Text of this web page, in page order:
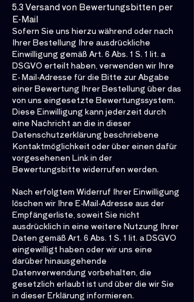
5.3 Versand von Bewertungsbitten per
E-Mail
Sofern Sie uns hierzu während oder nach
Ihrer Bestellung Ihre ausdrückliche
Einwilligung gemäß Art. 6 Abs. 1 S. 1 lit. a
DSGVO erteilt haben, verwenden wir Ihre
E- Mail-Adresse für die Bitte zur Abgabe
einer Bewertung Ihrer Bestellung über das
von uns eingesetzte Bewertungssystem.
Diese Einwilligung kann jederzeit durch
eine Nachricht an die in dieser
Datenschutzerklärung beschriebene
Kontaktmöglichkeit oder über einen dafür
vorgesehenen Link in der
Bewertungsbitte widerrufen werden.
Nach erfolgtem Widerruf Ihrer Einwilligung
löschen wir Ihre E-Mail-Adresse aus der
Empfängerliste, soweit Sie nicht
ausdrücklich in eine weitere Nutzung Ihrer
Daten gemäß Art. 6 Abs. 1 S. 1 lit. a DSGVO
eingewilligt haben oder wir uns eine
darüber hinausgehende
Datenverwendung vorbehalten, die
gesetzlich erlaubt ist und über die wir Sie
in dieser Erklärung informieren.